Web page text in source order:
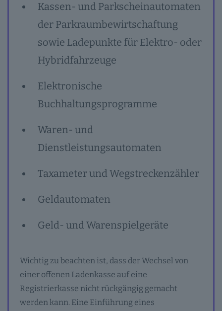
Kassen- und Parkscheinautomaten
der Parkraumbewirtschaftung
sowie Ladepunkte für Elektro- oder
Hybridfahrzeuge
Elektronische
Buchhaltungsprogramme
Waren- und
Dienstleistungsautomaten
Taxameter und Wegstreckenzähler
Geldautomaten
Geld- und Warenspielgeräte
Wichtig zu beachten ist, dass der Wechsel von
einer offenen Ladenkasse auf eine
Registrierkasse nicht rückgängig gemacht
werden kann. Eine Einführung eines